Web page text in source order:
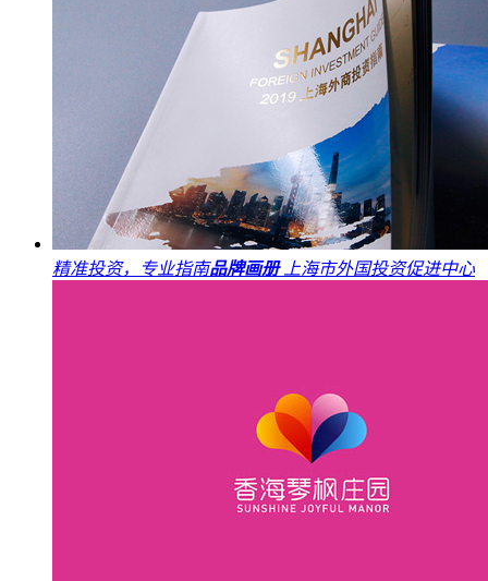
精准投资，专业指南品牌画册 上海市外国投资促进中心